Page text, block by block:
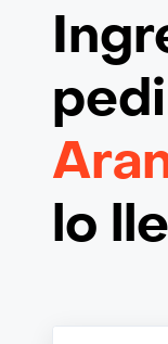
lo